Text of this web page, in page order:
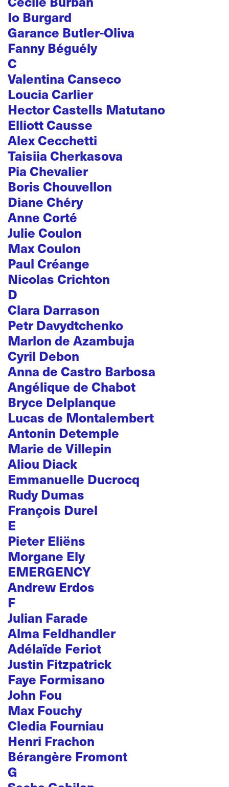
Io Burgard
Garance Butler-Oliva
Fanny Béguély
C
Valentina Canseco
Loucia Carlier
Hector Castells Matutano
Elliott Causse
Alex Cecchetti
Taisiia Cherkasova
Pia Chevalier
Boris Chouvellon
Diane Chéry
Anne Corté
Julie Coulon
Max Coulon
Paul Créange
Nicolas Crichton
D
Clara Darrason
Petr Davydtchenko
Marlon de Azambuja
Cyril Debon
Anna de Castro Barbosa
Angélique de Chabot
Bryce Delplanque
Lucas de Montalembert
Antonin Detemple
Marie de Villepin
Aliou Diack
Emmanuelle Ducrocq
Rudy Dumas
François Durel
E
Pieter Eliëns
Morgane Ely
EMERGENCY
Andrew Erdos
F
Julian Farade
Alma Feldhandler
Adélaïde Feriot
Justin Fitzpatrick
Faye Formisano
John Fou
Max Fouchy
Cledia Fourniau
Henri Frachon
Bérangère Fromont
G